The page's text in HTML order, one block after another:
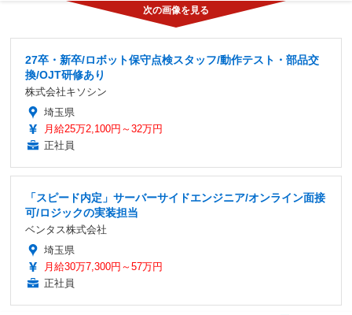
27卒・新卒/ロボット保守点検スタッフ/動作テスト・部品交
換/OJT研修あり
株式会社キソシン
埼玉県
月給25万2,100円～32万円
正社員
「スピード内定」サーバーサイドエンジニア/オンライン面接
可/ロジックの実装担当
ベンタス株式会社
埼玉県
月給30万7,300円～57万円
正社員